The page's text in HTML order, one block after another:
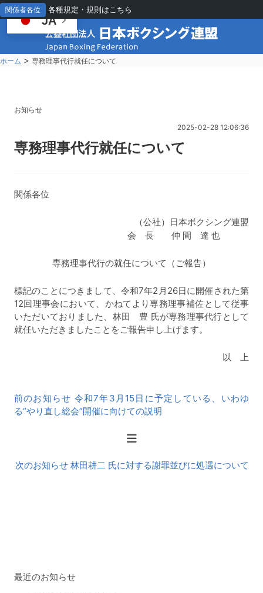
関係者各位 各種規定・規則はこちら
ホーム > 専務理事代行就任について
お知らせ
2025-02-28 12:06:36
専務理事代行就任について
関係各位
（公社）日本ボクシング連盟
会 長 仲 間 達 也
専務理事代行の就任について（ご報告）
標記のことにつきまして、令和7年2月26日に開催された第
12回理事会において、かねてより専務理事補佐として従事
いただいておりました、林田 豊 氏が専務理事代行として
就任いただきましたことをご報告申し上げます。
以 上
後
の
せ
前のお知らせ 令和7年3月15日に予定している、いわゆ
る“やり直し総会”開催に向けての説明
次のお知らせ 林田耕二 氏に対する謝罪並びに処遇について
最近のお知らせ
JA